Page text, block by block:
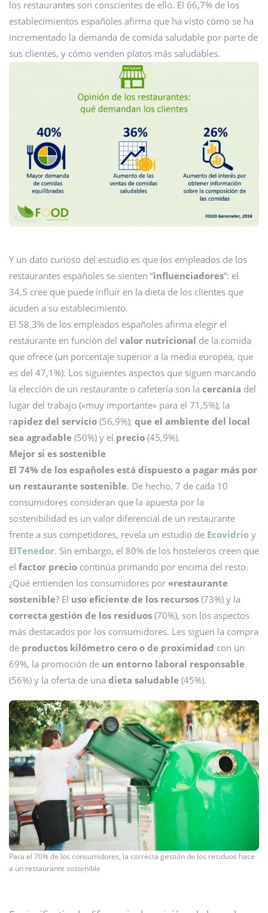
los restaurantes son conscientes de ello. El 66,7% de los
establecimientos españoles afirma que ha visto cómo se ha
incrementado la demanda de comida saludable por parte de
sus clientes, y cómo venden platos más saludables.
Y un dato curioso del estudio es que los empleados de los
restaurantes españoles se sienten “influenciadores”: el
34,5 cree que puede influir en la dieta de los clientes que
acuden a su establecimiento.
El 58,3% de los empleados españoles afirma elegir el
restaurante en función del valor nutricional de la comida
que ofrece (un porcentaje superior a la media europea, que
es del 47,1%). Los siguientes aspectos que siguen marcando
la elección de un restaurante o cafetería son la cercanía del
lugar del trabajo («muy importante» para el 71,5%); la
rapidez del servicio (56,9%); que el ambiente del local
sea agradable (50%) y el precio (45,9%).
Mejor si es sostenible
El 74% de los españoles está dispuesto a pagar más por
un restaurante sostenible. De hecho, 7 de cada 10
consumidores consideran que la apuesta por la
sostenibilidad es un valor diferencial de un restaurante
frente a sus competidores, revela un estudio de Ecovidrio y
ElTenedor. Sin embargo, el 80% de los hosteleros creen que
el factor precio continúa primando por encima del resto.
¿Qué entienden los consumidores por «restaurante
sostenible? El uso eficiente de los recursos (73%) y la
correcta gestión de los residuos (70%), son los aspectos
más destacados por los consumidores. Les siguen la compra
de productos kilómetro cero o de proximidad con un
69%, la promoción de un entorno laboral responsable
(56%) y la oferta de una dieta saludable (45%).
Para el 70% de los consumidores, la correcta gestión de los residuos hace
a un restaurante sostenible